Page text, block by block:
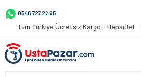
0546 727 22 65
Tüm Türkiye Ücretsiz Kargo - HepsiJet